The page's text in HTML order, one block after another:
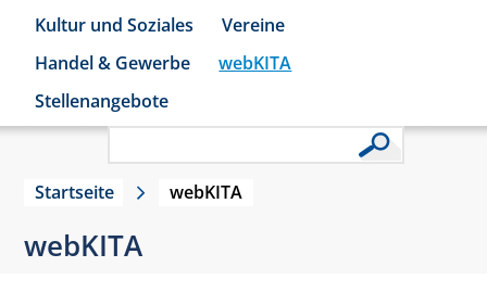
Kultur und Soziales
Vereine
Handel & Gewerbe
webKITA
Stellenangebote
Startseite webKITA
webKITA